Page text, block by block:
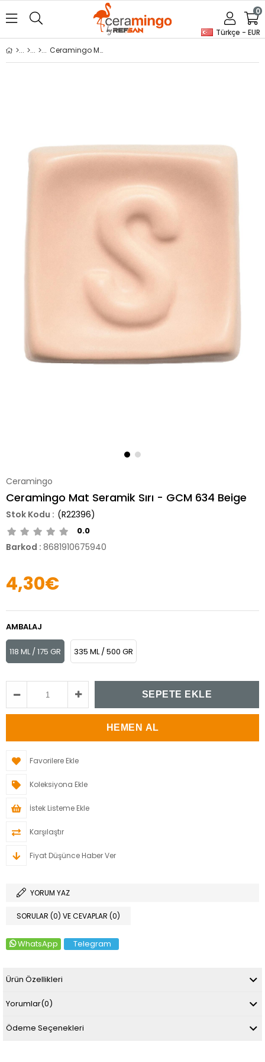
Türkçe - EUR
0
Ceramingo Mat Seramik Sırı - GCM 634 Beige
Ceramingo
Ceramingo Mat Seramik Sırı - GCM 634 Beige
(R22396)
0.0
Barkod : 8681910675940
4,30€
AMBALAJ
118 ML / 175 GR 335 ML / 500 GR
Favorilere Ekle
Koleksiyona Ekle
İstek Listeme Ekle
Karşılaştır
Fiyat Düşünce Haber Ver
YORUM YAZ
SORULAR (0) VE CEVAPLAR (0)
WhatsApp Telegram
Ürün Özellikleri
Yorumlar(0)
Ödeme Seçenekleri